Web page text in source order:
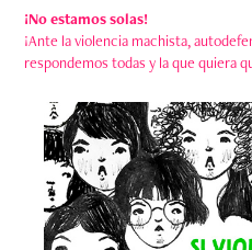
¡No estamos solas!
¡Ante la violencia machista,
respondemos todas y la que quiera